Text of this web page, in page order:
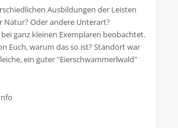
Ausbildungen der Leisten
Natur? Oder andere Unterart?
ganz kleinen Exemplaren beobachtet.
Euch, warum das so ist? Standort war
ein guter "Eierschwammerlwald"